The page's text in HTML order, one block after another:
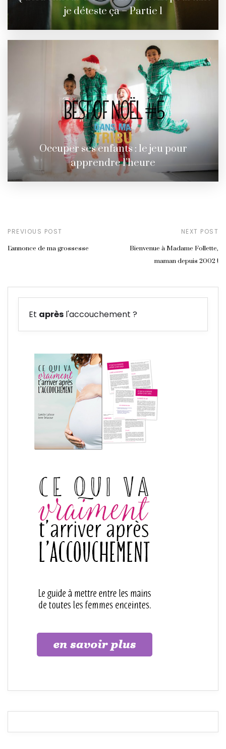
je déteste ça – Partie 1
Occuper ses enfants : le jeu pour
apprendre l’heure
PREVIOUS POST
L'annonce de ma grossesse
NEXT POST
Bienvenue à Madame Follette,
maman depuis 2002 !
Et après l'accouchement ?